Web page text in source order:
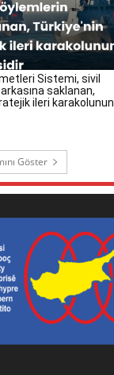
Sistemi, sivil
saklanan,
ileri karakolunun
Göster